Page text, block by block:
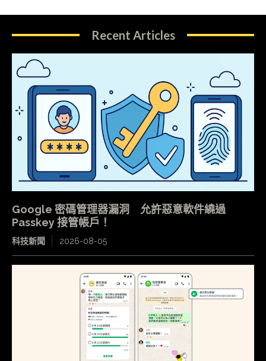
Recent Articles
Google 密碼管理器漏洞 允許惡意軟件繞過
Passkey 接管帳戶！
科技新聞 2026-08-05